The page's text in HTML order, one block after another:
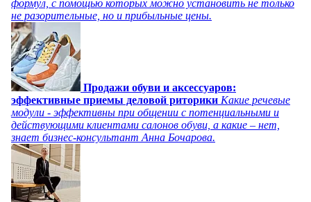
формул, с помощью которых можно установить не только
не разорительные, но и прибыльные цены.
Продажи обуви и аксессуаров:
эффективные приемы деловой риторики Какие речевые
модули - эффективны при общении с потенциальными и
действующими клиентами салонов обуви, а какие – нет,
знает бизнес-консультант Анна Бочарова.